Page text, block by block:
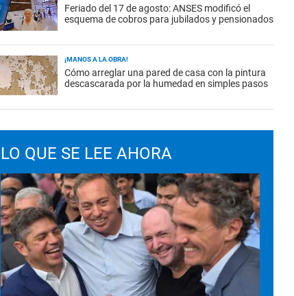
Feriado del 17 de agosto: ANSES modificó el
esquema de cobros para jubilados y pensionados
¡MANOS A LA OBRA!
Cómo arreglar una pared de casa con la pintura
descascarada por la humedad en simples pasos
LO QUE SE LEE AHORA